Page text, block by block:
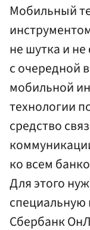
Мобильный
не шутка и
с очередной
мобильной
технологии
средство
ко всем
Для этого
специальную
Сбербанк